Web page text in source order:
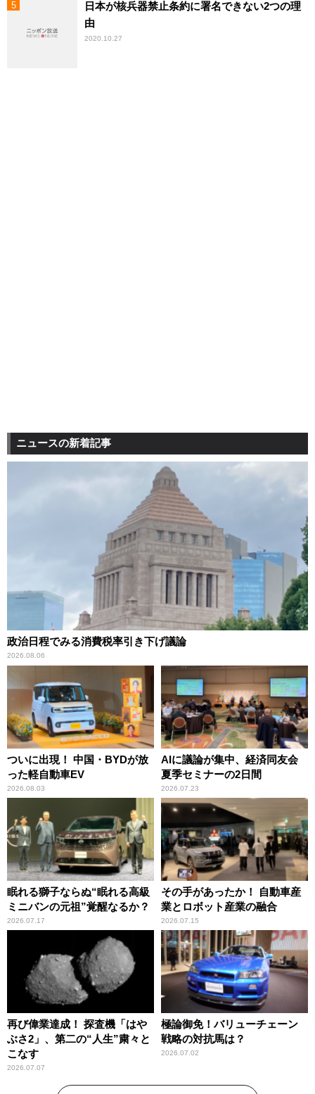
日本が核兵器禁止条約に署名できない2つの理
由
2020.10.27
ニュースの新着記事
政治日程でみる消費税率引き下げ議論
2026.08.06
ついに出現！ 中国・BYDが放
った軽自動車EV
2026.08.03
AIに議論が集中、経済同友会
夏季セミナーの2日間
2026.07.23
眠れる獅子ならぬ“眠れる高級
ミニバンの元祖”覚醒なるか？
2026.07.17
その手があったか！ 自動車産
業とロボット産業の融合
2026.07.15
再び偉業達成！ 探査機「はや
ぶさ2」、第二の“人生”粛々と
こなす
2026.07.07
極論御免！バリューチェーン
戦略の対抗馬は？
2026.07.02